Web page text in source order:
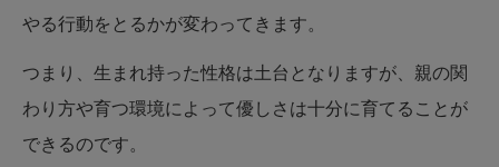
やる行動をとるかが変わってきます。
つまり、生まれ持った性格は土台となりますが、親の関
わり方や育つ環境によって優しさは十分に育てることが
できるのです。